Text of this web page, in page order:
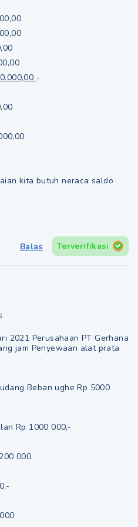
-
kita butuh neraca saldo
Balas Terverifikasi
2021 Perusahaan PT Gerhana
jam Penyewaan alat prata
Beban ughe Rp 5000
Rp 1000 000,-
000.